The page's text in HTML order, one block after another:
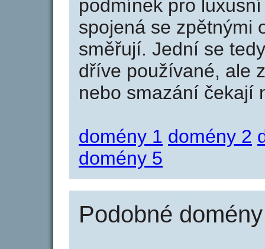
podmínek pro
spojená se zpětnými
směřují. Jední se
dříve používané, ale
nebo smazání čekají
domény 1 domény 2
domény 5
Podobné